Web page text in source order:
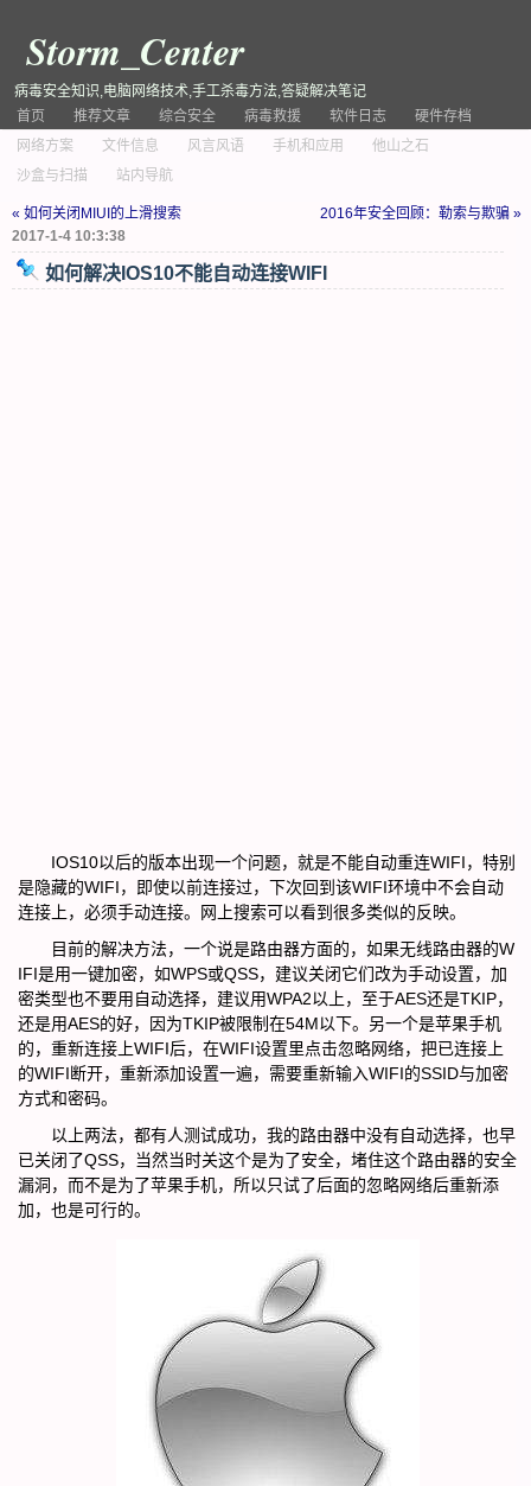
Storm_Center
病毒安全知识,电脑网络技术,手工杀毒方法,答疑解决笔记
首页
推荐文章 综合安全 病毒救援 软件日志
硬件存档
网络方案
文件信息 风言风语 手机和应用
他山之石
沙盒与扫描
站内导航
« 如何关闭MIUI的上滑搜索
2016年安全回顾：勒索与欺骗 »
2017-1-4 10:3:38
如何解决IOS10不能自动连接WIFI
IOS10以后的版本出现一个问题，就是不能自动重连WIFI，特别
是隐藏的WIFI，即使以前连接过，下次回到该WIFI环境中不会自动
连接上，必须手动连接。网上搜索可以看到很多类似的反映。
目前的解决方法，一个说是路由器方面的，如果无线路由器的W
IFI是用一键加密，如WPS或QSS，建议关闭它们改为手动设置，加
密类型也不要用自动选择，建议用WPA2以上，至于AES还是TKIP，
还是用AES的好，因为TKIP被限制在54M以下。另一个是苹果手机
的，重新连接上WIFI后，在WIFI设置里点击忽略网络，把已连接上
的WIFI断开，重新添加设置一遍，需要重新输入WIFI的SSID与加密
方式和密码。
以上两法，都有人测试成功，我的路由器中没有自动选择，也早
已关闭了QSS，当然当时关这个是为了安全，堵住这个路由器的安全
漏洞，而不是为了苹果手机，所以只试了后面的忽略网络后重新添
加，也是可行的。